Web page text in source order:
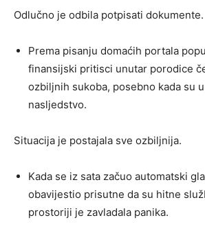
Odlučno je odbila potpisati dokumente.
Prema pisanju domaćih portala
finansijski pritisci unutar porodice
ozbiljnih sukoba, posebno kada su
nasljedstvo.
Situacija je postajala sve ozbiljnija.
Kada se iz sata začuo automatski
obavijestio prisutne da su hitne
prostoriji je zavladala panika.